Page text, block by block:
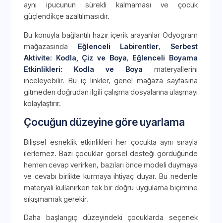
aynı ipucunun sürekli kalmaması ve çocuk
güçlendikçe azaltılmasıdır.
Bu konuyla bağlantılı hazır içerik arayanlar Odyogram
mağazasında Eğlenceli Labirentler,Serbest
Aktivite: Kodla, Çiz ve Boya, Eğlenceli Boyama
Etkinlikleri: Kodla ve Boya materyallerini
inceleyebilir. Bu iç linkler, genel mağaza sayfasına
gitmeden doğrudan ilgili çalışma dosyalarına ulaşmayı
kolaylaştırır.
Çocuğun düzeyine göre uyarlama
Bilişsel esneklik etkinlikleri her çocukta aynı sırayla
ilerlemez. Bazı çocuklar görsel desteği gördüğünde
hemen cevap verirken, bazıları önce modeli duymaya
ve cevabı birlikte kurmaya ihtiyaç duyar. Bu nedenle
materyali kullanırken tek bir doğru uygulama biçimine
sıkışmamak gerekir.
Daha başlangıç düzeyindeki çocuklarda seçenek